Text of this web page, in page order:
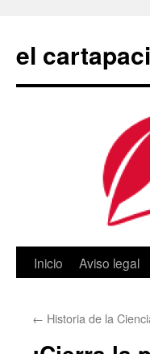
contenido
el
Inicio Aviso legal
← Historia de la